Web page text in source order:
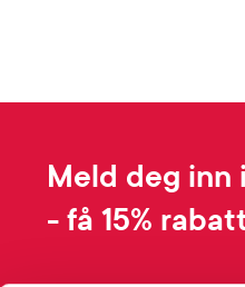
Meld deg inn
- få 15%